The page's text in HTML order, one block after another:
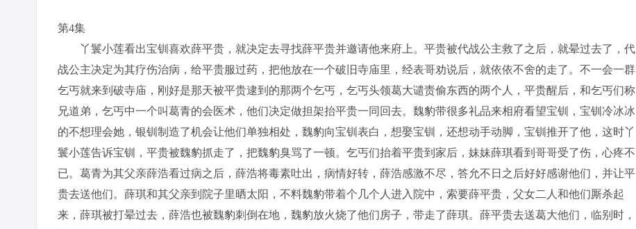
第4集
丫鬟小莲看出宝钏喜欢薛平贵，就决定去寻找薛平贵并邀请他来府上。平贵被代战公主救了之后，就晕过去了，代
战公主决定为其疗伤治病，给平贵服过药，把他放在一个破旧寺庙里，经表哥劝说后，就依依不舍的走了。不一会一群
乞丐就来到破寺庙，刚好是那天被平贵逮到的那两个乞丐，乞丐头领葛大谴责偷东西的两个人，平贵醒后，和乞丐们称
兄道弟，乞丐中一个叫葛青的会医术，他们决定做担架抬平贵一同回去。魏豹带很多礼品来相府看望宝钏，宝钏冷冰冰
的不想理会她，银钏制造了机会让他们单独相处，魏豹向宝钏表白，想娶宝钏，还想动手动脚，宝钏推开了他，这时丫
鬟小莲告诉宝钏，平贵被魏豹抓走了，把魏豹臭骂了一顿。乞丐们抬着平贵到家后，妹妹薛琪看到哥哥受了伤，心疼不
已。葛青为其父亲薛浩看过病之后，薛浩将毒素吐出，病情好转，薛浩感激不尽，答允不日之后好好感谢他们，并让平
贵去送他们。薛琪和其父亲到院子里晒太阳，不料魏豹带着个几个人进入院中，索要薛平贵，父女二人和他们厮杀起
来，薛琪被打晕过去，薛浩也被魏豹刺倒在地，魏豹放火烧了他们房子，带走了薛琪。薛平贵去送葛大他们，临别时，